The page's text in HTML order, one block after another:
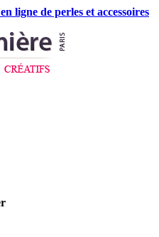
ligne de perles et accessoires